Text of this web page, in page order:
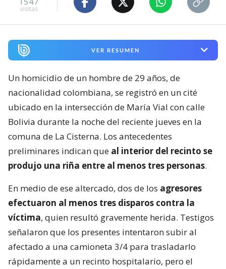
visitas
VER RESUMEN
Un homicidio de un hombre de 29 años, de
nacionalidad colombiana, se registró en un cité
ubicado en la intersección de María Vial con calle
Bolivia durante la noche del reciente jueves en la
comuna de La Cisterna. Los antecedentes
preliminares indican que al interior del recinto se
produjo una riña entre al menos tres personas.
En medio de ese altercado, dos de los agresores
efectuaron al menos tres disparos contra la
víctima, quien resultó gravemente herida. Testigos
señalaron que los presentes intentaron subir al
afectado a una camioneta 3/4 para trasladarlo
rápidamente a un recinto hospitalario, pero el